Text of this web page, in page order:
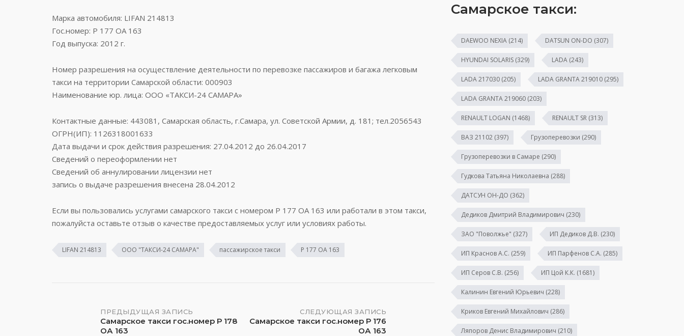
Марка автомобиля: LIFAN 214813
Гос.номер: Р 177 ОА 163
Год выпуска: 2012 г.
Номер разрешения на осуществление деятельности по перевозке пассажиров и багажа легковым
такси на территории Самарской области: 000903
Наименование юр. лица: ООО «ТАКСИ-24 САМАРА»
Контактные данные: 443081, Самарская область, г.Самара, ул. Советской Армии, д. 181; тел.2056543
ОГРН(ИП): 1126318001633
Дата выдачи и срок действия разрешения: 27.04.2012 до 26.04.2017
Сведений о переоформлении нет
Сведений об аннулировании лицензии нет
запись о выдаче разрешения внесена 28.04.2012
Если вы пользовались услугами самарского такси с номером Р 177 ОА 163 или работали в этом такси,
пожалуйста оставьте отзыв о качестве предоставляемых услуг или условиях работы.
LIFAN 214813 ООО "ТАКСИ-24 САМАРА" пассажирское такси Р 177 ОА 163
НавигацияПРЕДЫДУЩАЯ ЗАПИСЬ
Самарское такси гос.номер Р 178
ОА 163
СЛЕДУЮЩАЯ ЗАПИСЬ
Самарское такси гос.номер Р 176
ОА 163
Самарское такси:
DAEWOO NEXIA(214) DATSUN ON-DO (307)
HYUNDAI SOLARIS(329) LADA(243)
LADA 217030(205) LADA GRANTA 219010(295)
LADA GRANTA 219060(203)
RENAULT LOGAN (1468) RENAULT SR(313)
ВАЗ 21102(397) Грузоперевозки (290)
Грузоперевозки в Самаре (290)
Гудкова Татьяна Николаевна (288)
ДАТСУН ОН-ДО (362)
Дедиков Дмитрий Владимирович (230)
ЗАО "Поволжье" (327) ИП Дедиков Д.В. (230)
ИП Краснов А.С. (259) ИП Парфенов С.А. (285)
ИП Серов С.В. (256) ИП Цой К.К. (1681)
Калинин Евгений Юрьевич (228)
Криков Евгений Михайлович (286)
Ляпоров Денис Владимирович (210)